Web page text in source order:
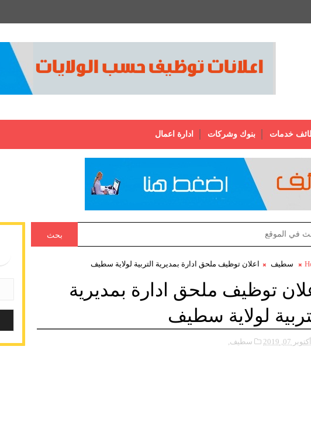
خدمات بنوك وشركات ادارة اعمال
بحث
سطيف اعلان توظيف ملحق ادارة بمديرية التربية لولاية سطيف
توظيف ملحق ادارة بمديرية
لولاية سطيف
أكتوبر 07, 2019 سطيف,